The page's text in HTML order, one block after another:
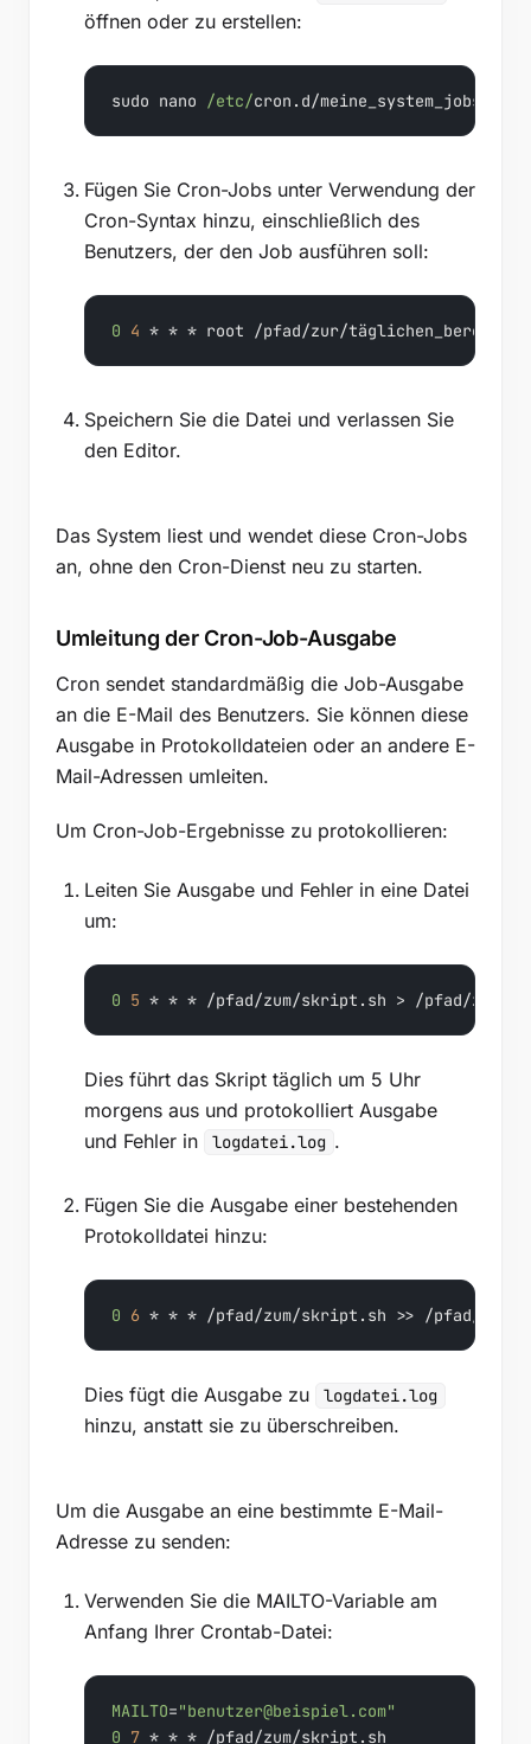
öffnen oder zu erstellen:
sudo nano /etc/cron.d/meine_system_jobs
Fügen Sie Cron-Jobs unter Verwendung der
Cron-Syntax hinzu, einschließlich des
Benutzers, der den Job ausführen soll:
0 4 * * * root /pfad/zur/
Speichern Sie die Datei und verlassen Sie
den Editor.
Das System liest und wendet diese Cron-Jobs
an, ohne den Cron-Dienst neu zu starten.
Umleitung der Cron-Job-Ausgabe
Cron sendet standardmäßig die Job-Ausgabe
an die E-Mail des Benutzers. Sie können diese
Ausgabe in Protokolldateien oder an andere E-
Mail-Adressen umleiten.
Um Cron-Job-Ergebnisse zu protokollieren:
Leiten Sie Ausgabe und Fehler in eine Datei
um:
0 5 * * * /pfad/zum/skript.sh > /pfad/zur/
Dies führt das Skript täglich um 5 Uhr
morgens aus und protokolliert Ausgabe
und Fehler in
logdatei.log .
Fügen Sie die Ausgabe einer bestehenden
Protokolldatei hinzu:
0 6 * * * /pfad/zum/skript.sh >> /pfad/zur/
Dies fügt die Ausgabe zu logdatei.log
hinzu, anstatt sie zu überschreiben.
Um die Ausgabe an eine bestimmte E-Mail-
Adresse zu senden:
Verwenden Sie die MAILTO-Variable am
Anfang Ihrer Crontab-Datei:
MAILTO="benutzer@beispiel.com"
0 7 * * * /pfad/zum/skript.sh